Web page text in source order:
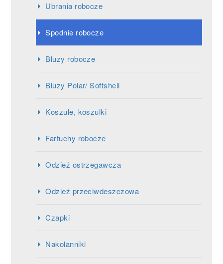
Ubrania robocze
Spodnie robocze
Bluzy robocze
Bluzy Polar/ Softshell
Koszule, koszulki
Fartuchy robocze
Odzież ostrzegawcza
Odzież przeciwdeszczowa
Czapki
Nakolanniki